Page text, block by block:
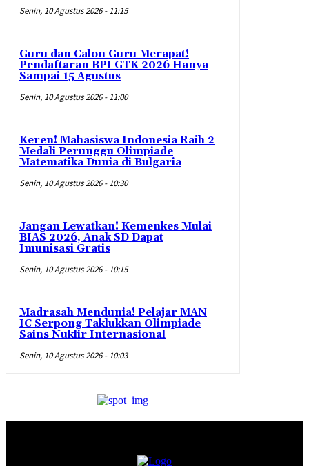
Senin, 10 Agustus 2026 - 11:15
Guru dan Calon Guru Merapat!
Pendaftaran BPI GTK 2026 Hanya
Sampai 15 Agustus
Senin, 10 Agustus 2026 - 11:00
Keren! Mahasiswa Indonesia Raih 2
Medali Perunggu Olimpiade
Matematika Dunia di Bulgaria
Senin, 10 Agustus 2026 - 10:30
Jangan Lewatkan! Kemenkes Mulai
BIAS 2026, Anak SD Dapat
Imunisasi Gratis
Senin, 10 Agustus 2026 - 10:15
Madrasah Mendunia! Pelajar MAN
IC Serpong Taklukkan Olimpiade
Sains Nuklir Internasional
Senin, 10 Agustus 2026 - 10:03